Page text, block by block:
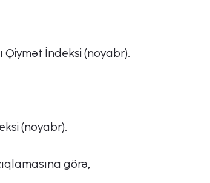
İndeksi (noyabr).
(noyabr).
görə,